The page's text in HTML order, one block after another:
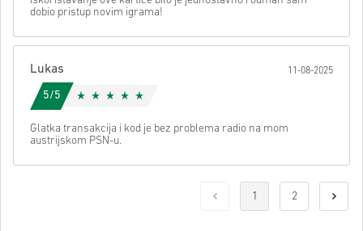
dobio pristup novim igrama!
Lukas 11-08-2025
5/5
Glatka transakcija i kod je bez problema radio na mom
austrijskom PSN-u.
1 2